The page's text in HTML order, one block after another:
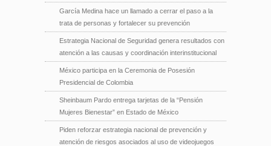
García Medina hace un llamado a cerrar el paso a la
trata de personas y fortalecer su prevención
Estrategia Nacional de Seguridad genera resultados con
atención a las causas y coordinación interinstitucional
México participa en la Ceremonia de Posesión
Presidencial de Colombia
Sheinbaum Pardo entrega tarjetas de la “Pensión
Mujeres Bienestar” en Estado de México
Piden reforzar estrategia nacional de prevención y
atención de riesgos asociados al uso de videojuegos